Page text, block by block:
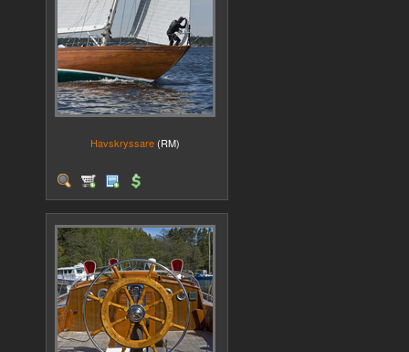
Havskryssare (RM)